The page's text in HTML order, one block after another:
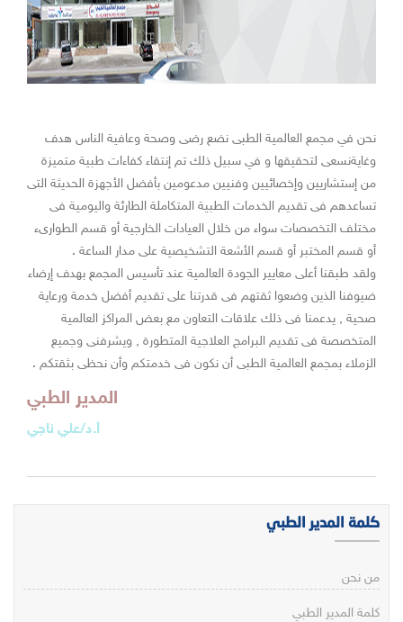
نحن في مجمع العالمية الطبى نضع رضى وصحة وعافية الناس هدف
وغايةنسعى لتحقيقها و في سبيل ذلك تم إنتقاء كفاءات طبية متميزة
من إستشاريين وإخصائيين وفنيين مدعومين بأفضل الأجهزة الحديثة التى
تساعدهم فى تقديم الخدمات الطبية المتكاملة الطارئة واليومية فى
مختلف التخصصات سواء من خلال العيادات الخارجية أو قسم الطوارىء
أو قسم المختبر أو قسم الأشعة التشخيصية على مدار الساعة .
ولقد طبقنا أعلى معايير الجودة العالمية عند تأسيس المجمع بهدف إرضاء
ضيوفنا الذين وضعوا ثقتهم فى قدرتنا على تقديم أفضل خدمة ورعاية
صحية , يدعمنا فى ذلك علاقات التعاون مع بعض المراكز العالمية
المتخصصة فى تقديم البرامج العلاجية المتطورة , ويشرفنى وجميع
الزملاء بمجمع العالمية الطبى أن نكون فى خدمتكم وأن نحظى بثقتكم .
المدير الطبي
أ.د/علي ناجي
كلمة المدير الطبي
من نحن
كلمة المدير الطبي